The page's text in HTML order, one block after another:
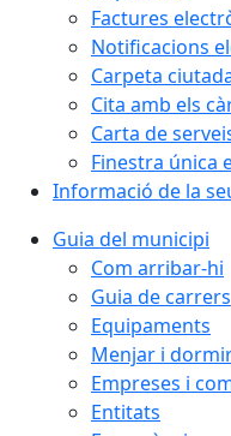
Factures
Notificacions
Carpeta
Cita amb els
Carta de
Finestra única
Informació de la
Guia del municipi
Com arribar-hi
Guia de carrers
Equipaments
Menjar i
Empreses i
Entitats